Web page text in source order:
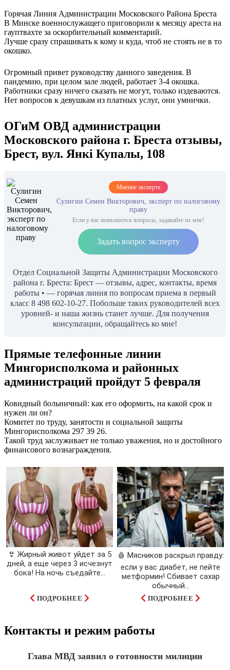
Горячая Линия Администрации Московского Района Бреста
В Минске военнослужащего приговорили к месяцу ареста на
гауптвахте за оскорбительный комментарий.
Лучше сразу спрашивать к кому и куда, чтоб не стоять не в то
окошко.
Огромный привет руководству данного заведения. В
пандемию, при целом зале людей, работает 3-4 окошка.
Работники сразу ничего сказать не могут, только издеваются.
Нет вопросов к девушкам из платных услуг, они умнички.
ОГиМ ОВД администрации
Московского района г. Бреста отзывы,
Брест, вул. Янкі Купалы, 108
Мнение эксперта
Сулигин Семен Викторович, эксперт по налоговому
праву
Если у вас появляются вопросы, задавайте их мне!
Задать вопрос эксперту
Отдел Социальной Защиты Администрации Московского
района г. Бреста: Брест — отзывы, адрес, контакты, время
работы • — горячая линия по вопросам приема в первый
класс 8 498 602-10-27. Побольше таких руководителей всех
уровней- и наша жизнь станет лучше. Для получения
консультации, обращайтесь ко мне!
Прямые телефонные линии
Мингорисполкома и районных
администраций пройдут 5 февраля
Ковидный больничный: как его оформить, на какой срок и
нужен ли он?
Комитет по труду, занятости и социальной защиты
Мингорисполкома 297 39 26.
Такой труд заслуживает не только уважения, но и достойного
финансового вознаграждения.
👙 Жирный живот уйдет за 5
дней, а еще через 3 исчезнут
бока! На ночь съедайте...
ПОДРОБНЕЕ
🩸 Мясников раскрыл правду:
если у вас диабет, не пейте
метформин! Сбивает сахар
обычный...
ПОДРОБНЕЕ
Контакты и режим работы
Глава МВД заявил о готовности милиции